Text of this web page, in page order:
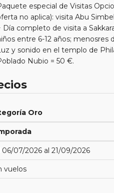
especial de Visitas
no aplica): visita Abu
Día completo de visita a
entre 6-12 años; menosres
y sonido en el templo de
Nubio = 50 €.
Oro
06/07/2026 al 21/09/2026
vuelos